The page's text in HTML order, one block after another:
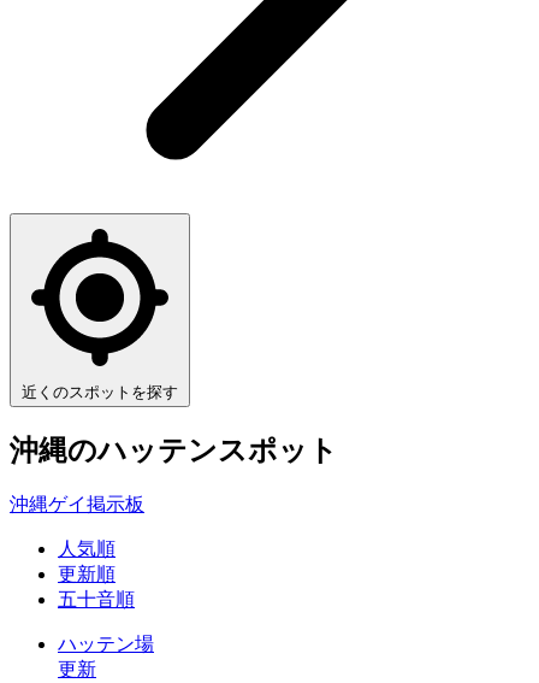
近くのスポットを探す
沖縄のハッテンスポット
沖縄ゲイ掲示板
人気順
更新順
五十音順
ハッテン場
更新